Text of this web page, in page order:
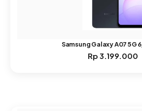
Samsung Galaxy A07 5G
Rp 3.199.000